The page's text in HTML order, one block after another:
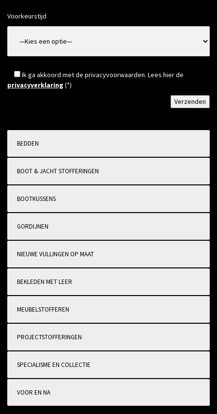
Voorkeurstijd
Ik ga akkoord met de privacyvoorwaarden. Lees hier de
privacyverklaring (*)
BEDDEN
BOOT & JACHT STOFFERINGEN
BOOTKUSSENS
GORDIJNEN
NIEUWE VULLINGEN OP MAAT
BEKLEDEN MET LEER
MEUBELSTOFFEREN
PROJECTSTOFFERINGEN
SPECIALISME EN COLLECTIE
VOOR EN NA